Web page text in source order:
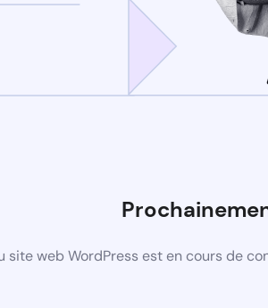
site web WordPress est en cours de